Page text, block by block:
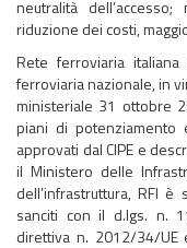
neutralità
riduzione dei costi,
Rete ferroviaria
ferroviaria nazionale, in
ministeriale 31 ottobre
piani di potenziamento
approvati dal CIPE e
il Ministero delle
dell’infrastruttura, RFI
sanciti con il d.lgs. n.
direttiva n. 2012/34/UE